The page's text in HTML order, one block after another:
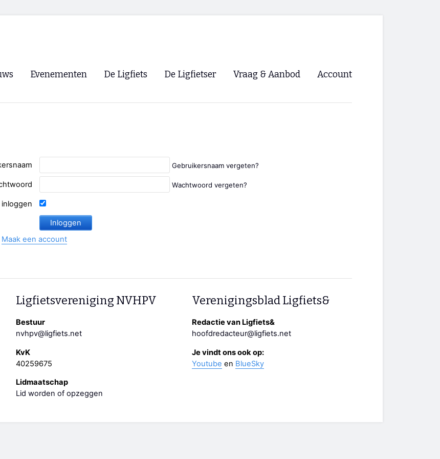
Evenementen
Paastreffen
Oliebollentocht
De Ligfiets De Ligfietser
Lokale Fietsverenigingen
Vraag & Aanbod Account
Gebruikersnaam vergeten?
Wachtwoord vergeten?
Maak een account
Ligfietsvereniging NVHPV
Bestuur
nvhpv@ligfiets.net
KvK
40259675
Lidmaatschap
Lid worden of opzeggen
Verenigingsblad Ligfiets&
Redactie van Ligfiets&
hoofdredacteur@ligfiets.net
Je vindt ons ook op:
Youtube en BlueSky